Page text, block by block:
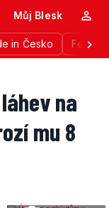
in Česko
Můj Blesk
na
mu 8